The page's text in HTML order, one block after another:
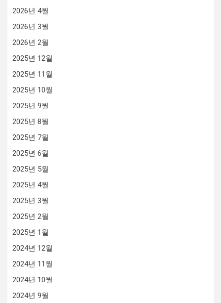
2026년 4월
2026년 3월
2026년 2월
2025년 12월
2025년 11월
2025년 10월
2025년 9월
2025년 8월
2025년 7월
2025년 6월
2025년 5월
2025년 4월
2025년 3월
2025년 2월
2025년 1월
2024년 12월
2024년 11월
2024년 10월
2024년 9월